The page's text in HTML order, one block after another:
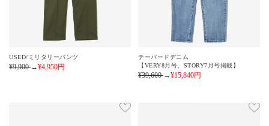
USED/ミリタリーパンツ
¥9,900→¥4,950円
テーパードデニム
【VERY8月号、STORY7月号掲載】
¥39,600→¥15,840円